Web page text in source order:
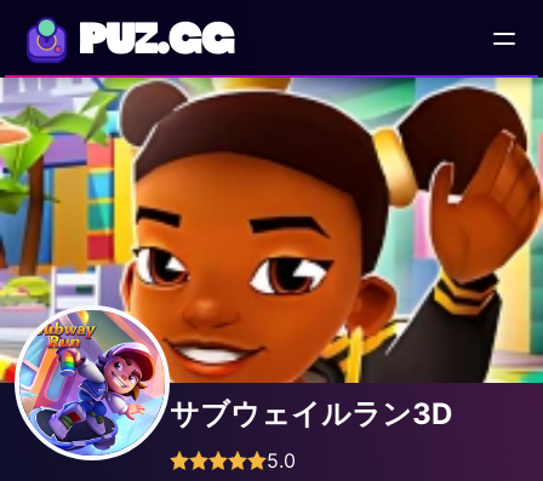
PUZ.GG
サブウェイルラン3D
5.0